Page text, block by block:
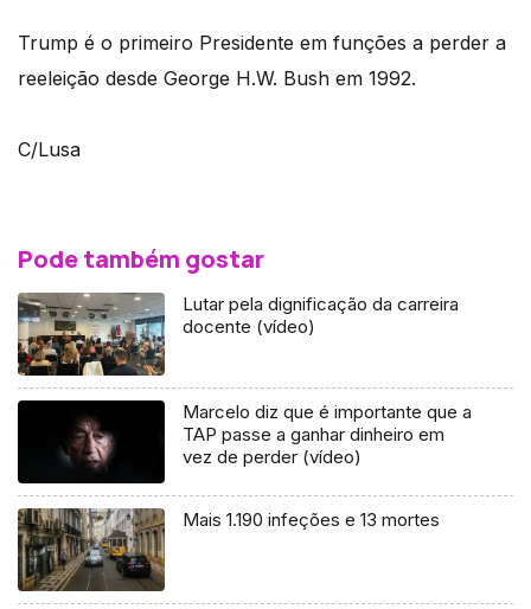
Trump é o primeiro Presidente em funções a perder a
reeleição desde George H.W. Bush em 1992.
C/Lusa
Pode também gostar
Lutar pela dignificação da carreira
docente (vídeo)
Marcelo diz que é importante que a
TAP passe a ganhar dinheiro em
vez de perder (vídeo)
Mais 1.190 infeções e 13 mortes